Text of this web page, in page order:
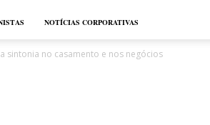
NOTÍCIAS CORPORATIVAS
sintonia no casamento e nos negócios